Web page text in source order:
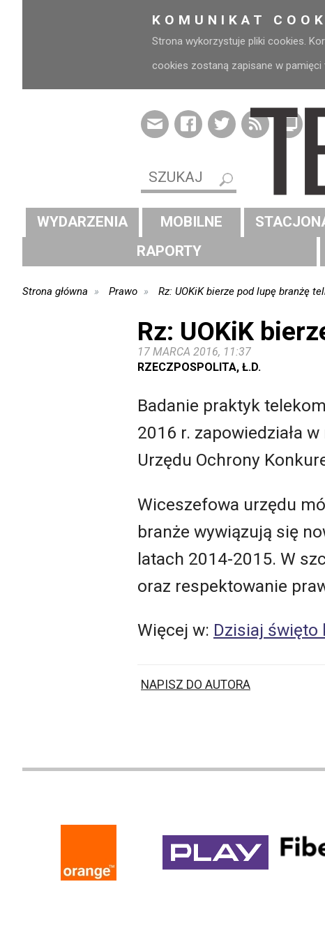
KOMUNIKAT
Strona wykorzystuje pliki cookies.
cookies zostaną zapisane w pamięci
WYDARZENIA MOBILNE
RAPORTY
Strona główna Prawo Rz: UOKiK bierze pod lupę branżę
Rz: UOKiK
17 MARCA 2016, 11:37
RZECZPOSPOLITA, Ł.D.
Badanie praktyk
2016 r. zapowiedziała
Urzędu Ochrony
Wiceszefowa urzędu
branże wywiązują się
latach 2014-2015. W
oraz respektowanie
Więcej w: Dzisiaj
NAPISZ DO AUTORA